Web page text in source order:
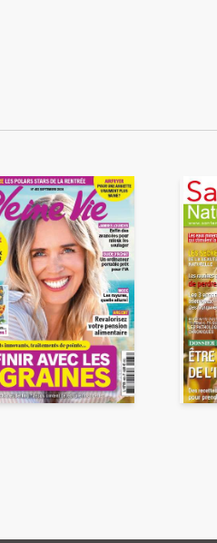
traitées par ADLPartner (groupe
auprès de votre ami. Vous certifiez
utilisées que pour cet envoi à la
rubrique "Données personnelles".